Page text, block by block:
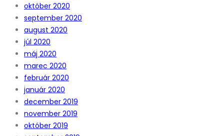
október 2020
september 2020
august 2020
júl 2020
máj 2020
marec 2020
február 2020
január 2020
december 2019
november 2019
október 2019